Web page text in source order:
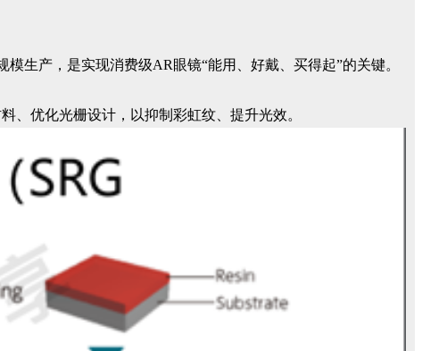
生产，是实现消费级AR眼镜“能用、好戴、买得起”的关键。
、优化光栅设计，以抑制彩虹纹、提升光效。